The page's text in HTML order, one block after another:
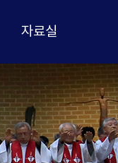
자료실